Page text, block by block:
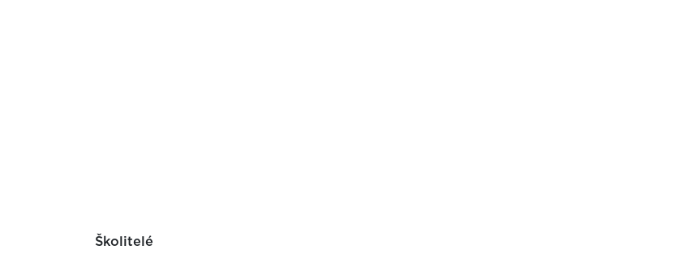
Školitelé